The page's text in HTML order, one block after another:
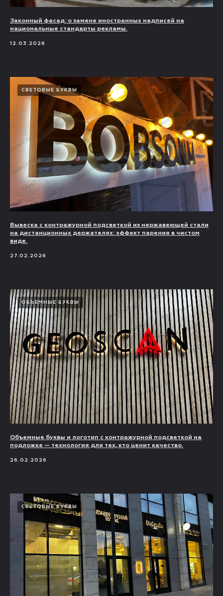
Законный фасад: о замене иностранных надписей на
национальные стандарты рекламы.
12.03.2026
СВЕТОВЫЕ БУКВЫ
Вывеска с контражурной подсветкой из нержавеющей стали
на дистанционных держателях: эффект парения в чистом
виде.
27.02.2026
ОБЪЕМНЫЕ БУКВЫ
Объемные буквы и логотип с контражурной подсветкой на
подложке — технология для тех, кто ценит качество.
26.02.2026
СВЕТОВЫЕ БУКВЫ